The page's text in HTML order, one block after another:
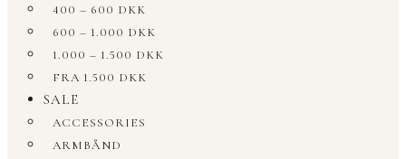
400 – 600 DKK
600 – 1.000 DKK
1.000 – 1.500 DKK
FRA 1.500 DKK
SALE
ACCESSORIES
ARMBÅND